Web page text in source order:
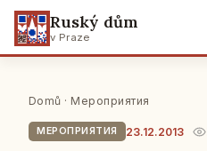
Ruský dům
v Praze
Domů · Мероприятия
МЕРОПРИЯТИЯ 23.12.2013